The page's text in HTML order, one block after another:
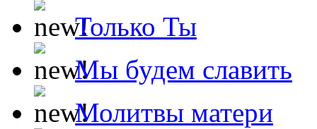
Только Ты
Мы будем славить
Молитвы матери